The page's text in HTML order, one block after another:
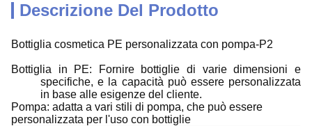
Descrizione Del Prodotto
Bottiglia cosmetica PE personalizzata con pompa-P2
Bottiglia in PE: Fornire bottiglie di varie dimensioni e
specifiche, e la capacità può essere personalizzata
in base alle esigenze del cliente.
Pompa: adatta a vari stili di pompa, che può essere
personalizzata per l'uso con bottiglie